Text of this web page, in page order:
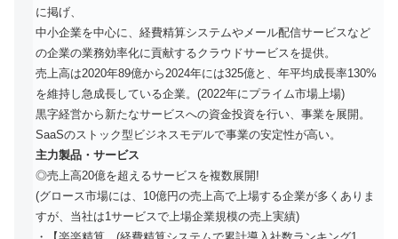
に掲げ、
中小企業を中心に、経費精算システムやメール配信サービスなど
の企業の業務効率化に貢献するクラウドサービスを提供。
売上高は2020年89億から2024年には325億と、年平均成長率130%
を維持し急成長している企業。(2022年にプライム市場上場)
黒字経営から新たなサービスへの資金投資を行い、事業を展開。
SaaSのストック型ビジネスモデルで事業の安定性が高い。
主力製品・サービス
◎売上高20億を超えるサービスを複数展開!
(グロース市場には、10億円の売上高で上場する企業が多くありま
すが、当社は1サービスで上場企業規模の売上実績)